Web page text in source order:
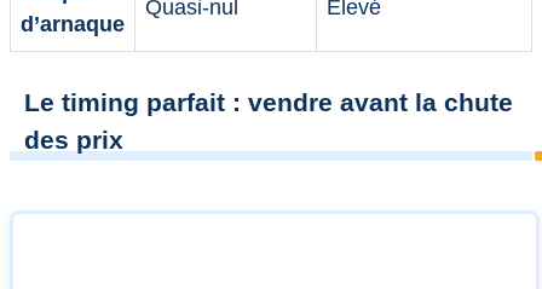
d’arnaque
Quasi-nul Élevé
Le timing parfait : vendre avant la chute
des prix